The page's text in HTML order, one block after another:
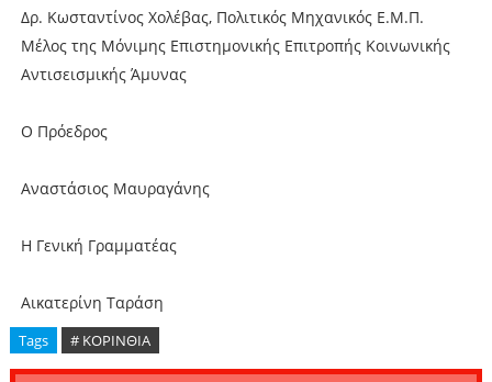
Δρ. Κωσταντίνος Χολέβας, Πολιτικός Μηχανικός Ε.Μ.Π.
Μέλος της Μόνιμης Επιστημονικής Επιτροπής Κοινωνικής
Αντισεισμικής Άμυνας
Ο Πρόεδρος
Αναστάσιος Μαυραγάνης
Η Γενική Γραμματέας
Αικατερίνη Ταράση
Tags # ΚΟΡΙΝΘΙΑ